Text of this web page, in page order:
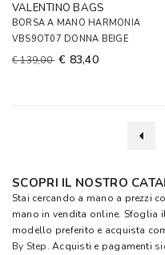
VALENTINO BAGS
BORSA A MANO HARMONIA
VBS9OT07 DONNA BEIGE
€ 139,00 € 83,40
SCOPRI IL NOSTRO
Stai cercando a mano a prezzi
mano in vendita online.
modello preferito e acquista
By Step. Acquisti e pagamenti